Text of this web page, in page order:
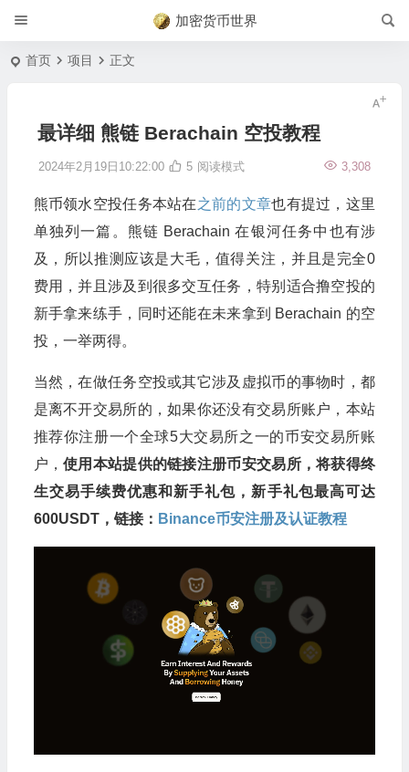
加密货币世界
首页 项目 正文
最详细 熊链 Berachain 空投教程
2024年2月19日10:22:00 3,308
5 阅读模式
熊币领水空投任务本站在之前的文章也有提过，这里
单独列一篇。熊链 Berachain 在银河任务中也有涉
及，所以推测应该是大毛，值得关注，并且是完全0
费用，并且涉及到很多交互任务，特别适合撸空投的
新手拿来练手，同时还能在未来拿到 Berachain 的空
投，一举两得。
当然，在做任务空投或其它涉及虚拟币的事物时，都
是离不开交易所的，如果你还没有交易所账户，本站
推荐你注册一个全球5大交易所之一的币安交易所账
户，使用本站提供的链接注册币安交易所，将获得终
生交易手续费优惠和新手礼包，新手礼包最高可达
600USDT，链接： Binance币安注册及认证教程